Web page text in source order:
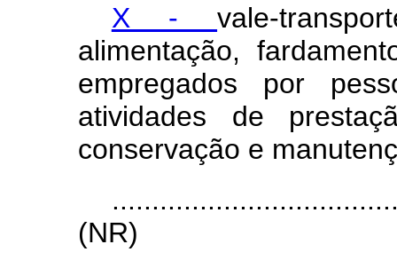
X -vale-
alimentação,
empregados por
atividades de
conservação e
(NR)